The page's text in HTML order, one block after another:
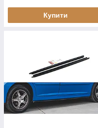
Купити